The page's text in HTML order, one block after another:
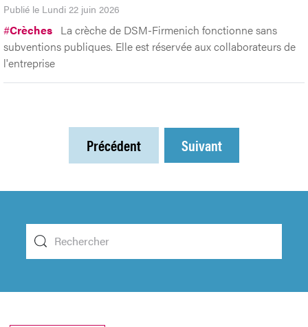
Publié le Lundi 22 juin 2026
#Crèches La crèche de DSM-Firmenich fonctionne sans
subventions publiques. Elle est réservée aux collaborateurs de
l'entreprise
Précédent Suivant